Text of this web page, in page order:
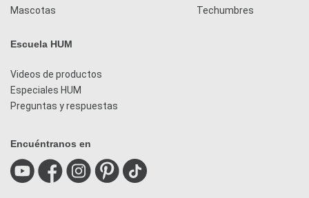
Mascotas
Techumbres
Escuela HUM
Videos de productos
Especiales HUM
Preguntas y respuestas
Encuéntranos en